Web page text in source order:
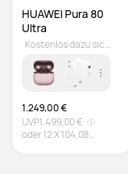
HUAWEI Pura 80
Ultra
1.249,00 €
UVP1.499,00 €
oder12X104,08
Kostenlos dazu sichern